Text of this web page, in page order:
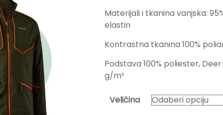
Materijali i tkanina vanjska:
elastin
Kontrastna tkanina 100%
Podstava 100% poliester,
g/m²
Veličina